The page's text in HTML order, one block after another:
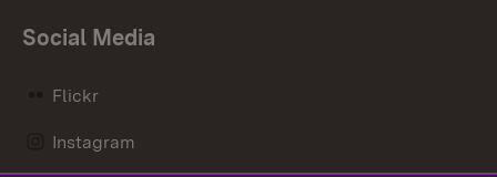
Social Media
Flickr
Instagram